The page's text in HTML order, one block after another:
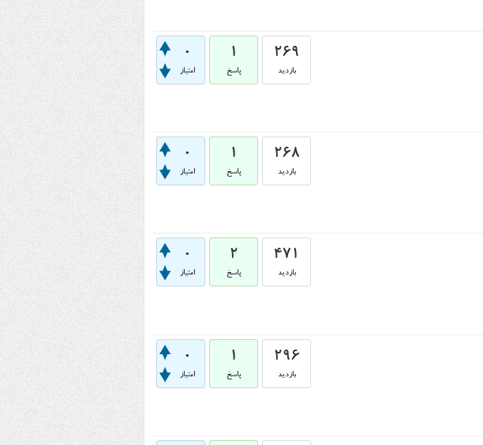
0
امتیاز
1
پاسخ
269
بازدید
0
امتیاز
1
پاسخ
268
بازدید
0
امتیاز
2
پاسخ
471
بازدید
0
امتیاز
1
پاسخ
296
بازدید